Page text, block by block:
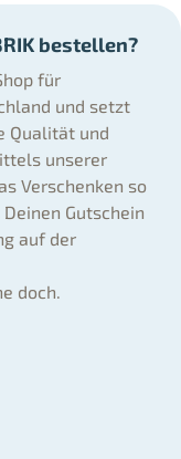
bestellen?
für
und setzt
Qualität und
unserer
Verschenken so
Gutschein
auf der
doch.